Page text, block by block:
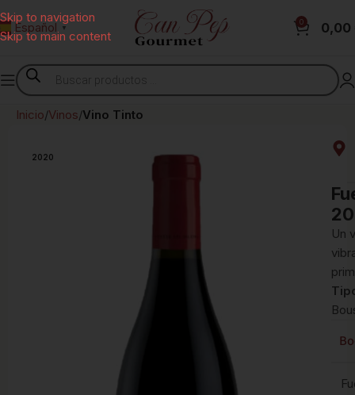
Skip to navigation
Skip to main content
Español ▼
0 0,00
Inicio Vinos Vino Tinto
2020
Un